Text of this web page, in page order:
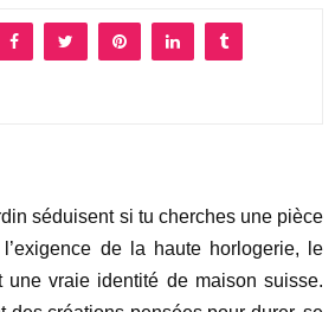
séduisent si tu cherches une pièce
de la haute horlogerie, le
une vraie identité de maison suisse.